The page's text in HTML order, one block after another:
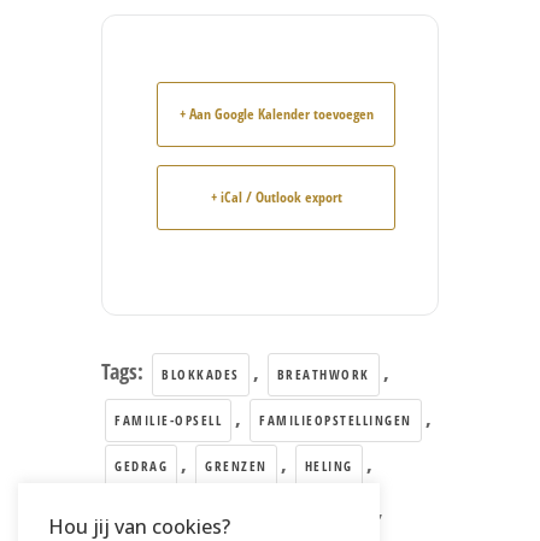
+ Aan Google Kalender toevoegen
+ iCal / Outlook export
Tags: BLOKKADES , BREATHWORK ,
FAMILIE-OPSELL , FAMILIEOPSTELLINGEN ,
GEDRAG , GRENZEN , HELING ,
,
Hou jij van cookies?